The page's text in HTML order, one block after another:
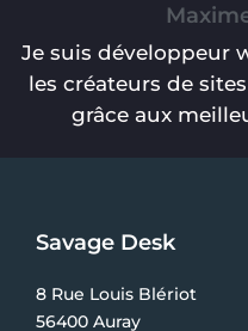
Je suis développeur
les créateurs de
grâce aux
Savage Desk
8 Rue Louis Blériot
56400 Auray